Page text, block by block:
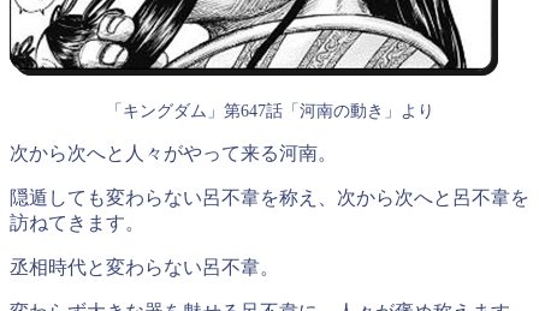
「キングダム」第647話「河南の動き」より
次から次へと人々がやって来る河南。
隠遁しても変わらない呂不韋を称え、次から次へと呂不韋を
訪ねてきます。
丞相時代と変わらない呂不韋。